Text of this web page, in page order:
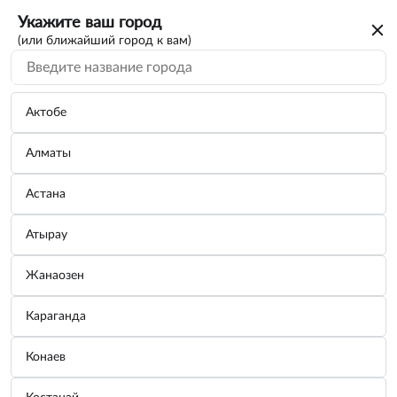
Укажите ваш город
(или ближайший город к вам)
Актобе
Алматы
Астана
Атырау
Жанаозен
Караганда
Конаев
Поиск по каталогу
По VIN/Узлам
CHERY
Для дальнейшего просмотра нужно авторизоваться. От вас
только номер телефона
Зарегистрироваться